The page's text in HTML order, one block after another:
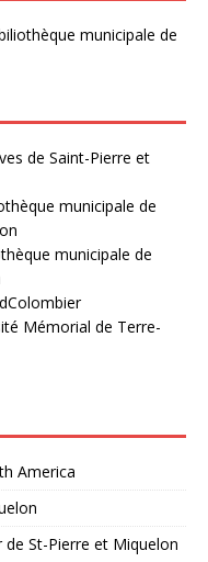
municipale de
de Saint-Pierre et
municipale de
municipale de
Mémorial de Terre-
America
St-Pierre et Miquelon